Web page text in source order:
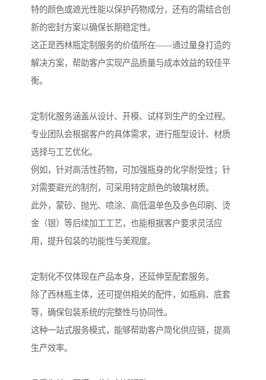
特的颜色或遮光性能以保护药物成分，还有的需结合创
新的密封方案以确保长期稳定性。
这正是西林瓶定制服务的价值所在——通过量身打造的
解决方案，帮助客户实现产品质量与成本效益的较佳平
衡。
定制化服务涵盖从设计、开模、试样到生产的全过程。
专业团队会根据客户的具体需求，进行瓶型设计、材质
选择与工艺优化。
例如，针对高活性药物，可加强瓶身的化学耐受性；针
对需要避光的制剂，可采用特定颜色的玻璃材质。
此外，蒙砂、抛光、喷涂、高低温单色及多色印刷、烫
金（银）等后续加工工艺，也能根据客户要求灵活应
用，提升包装的功能性与美观度。
定制化不仅体现在产品本身，还延伸至配套服务。
除了西林瓶主体，还可提供相关的配件，如瓶肩、底套
等，确保包装系统的完整性与协同性。
这种一站式服务模式，能够帮助客户简化供应链，提高
生产效率。